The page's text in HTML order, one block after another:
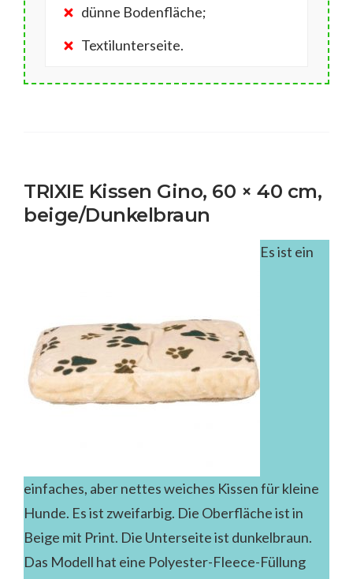
dünne Bodenfläche;
Textilunterseite.
TRIXIE Kissen Gino, 60 × 40 cm,
beige/Dunkelbraun
Es ist ein
einfaches, aber nettes weiches Kissen für kleine
Hunde. Es ist zweifarbig. Die Oberfläche ist in
Beige mit Print. Die Unterseite ist dunkelbraun.
Das Modell hat eine Polyester-Fleece-Füllung